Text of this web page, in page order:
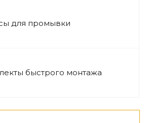
для промывки
быстрого монтажа